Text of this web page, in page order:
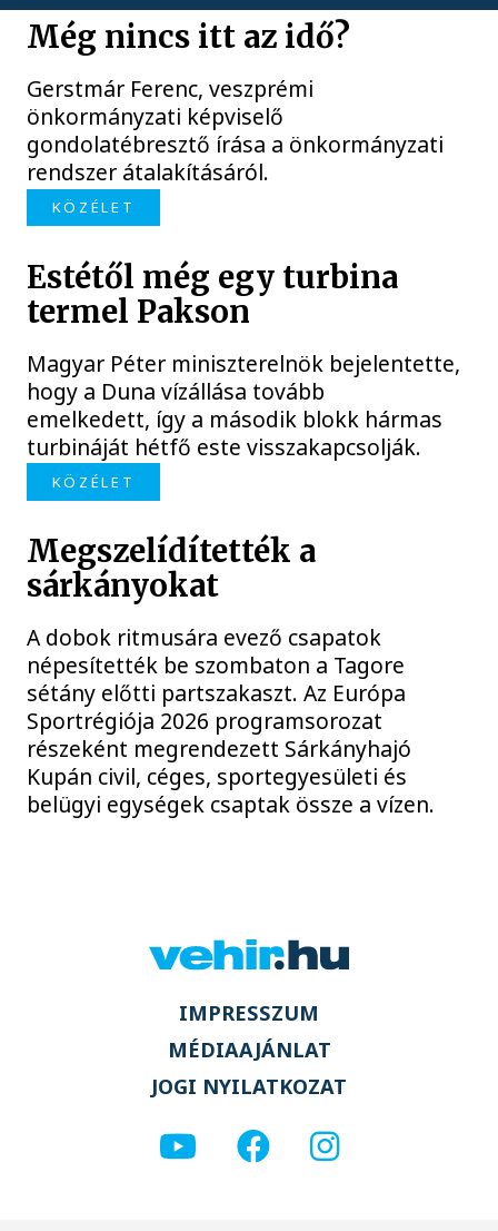
Még nincs itt az idő?
Gerstmár Ferenc, veszprémi
önkormányzati képviselő
gondolatébresztő írása a önkormányzati
rendszer átalakításáról.
KÖZÉLET
Estétől még egy turbina
termel Pakson
Magyar Péter miniszterelnök bejelentette,
hogy a Duna vízállása tovább
emelkedett, így a második blokk hármas
turbináját hétfő este visszakapcsolják.
KÖZÉLET
Megszelídítették a
sárkányokat
A dobok ritmusára evező csapatok
népesítették be szombaton a Tagore
sétány előtti partszakaszt. Az Európa
Sportrégiója 2026 programsorozat
részeként megrendezett Sárkányhajó
Kupán civil, céges, sportegyesületi és
belügyi egységek csaptak össze a vízen.
IMPRESSZUM
MÉDIAAJÁNLAT
JOGI NYILATKOZAT